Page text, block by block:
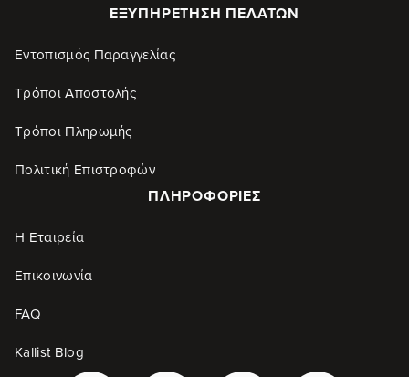
ΕΞΥΠΗΡΈΤΗΣΗ ΠΕΛΑΤΏΝ
Εντοπισμός Παραγγελίας
Τρόποι Αποστολής
Τρόποι Πληρωμής
Πολιτική Επιστροφών
ΠΛΗΡΟΦΟΡΊΕΣ
Η Εταιρεία
Επικοινωνία
FAQ
Kallist Blog